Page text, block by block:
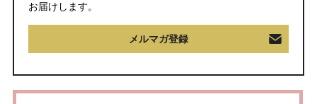
お届けします。
メルマガ登録